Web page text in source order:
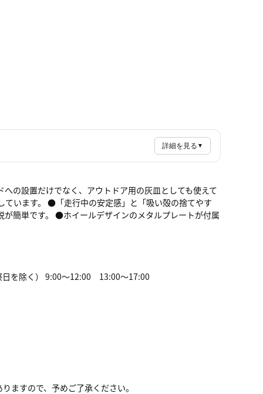
詳細を見る ▼
の設置だけでなく、アウトドア用の灰皿としても使えて
います。 ●「走行中の安定感」と「吸い殻の捨てやす
簡単です。 ●ホイールデザインのメタルプレートが付属
を除く） 9:00～12:00 13:00～17:00
ますので、予めご了承ください。